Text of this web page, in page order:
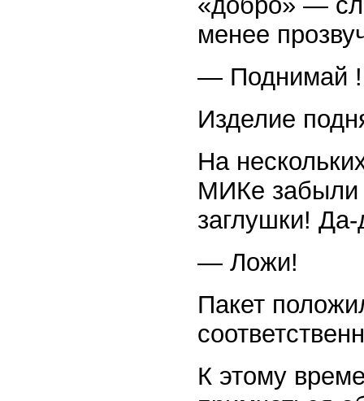
менее
— Поднимай !
Изделие
На
МИКе забыли
заглушки!
— Ложи!
Пакет
К этому